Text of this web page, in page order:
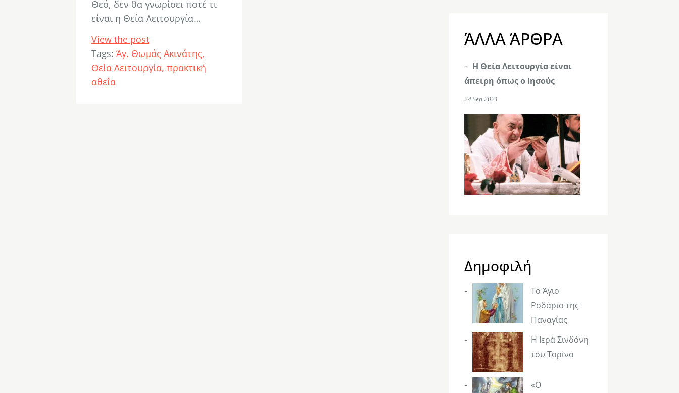
Θεό, δεν θα γνωρίσει ποτέ τι
είναι η Θεία Λειτουργία…
View the post
Tags: Άγ. Θωμάς Ακινάτης
Θεία Λειτουργία πρακτική
αθεΐα
ΆΛΛΑ ΆΡΘΡΑ
Η Θεία Λειτουργία είναι
άπειρη όπως ο Ιησούς
24 Sep 2021
Δημοφιλή
Το Άγιο
Ροδάριο της
Παναγίας
Η Ιερά Σινδόνη
του Τορίνο
«Ο